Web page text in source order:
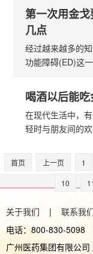
力的不断增大及
第一次用金
几点
经过越来越多的
功能障碍(ED)这
但在刚开始接受
喝酒以后能
在现代生活中，
轻时与朋友间的
总能找到种种需
首页 上一页 1
10
关于我们 | 联系我
电话：800-830-5098
广州医药集团有限公